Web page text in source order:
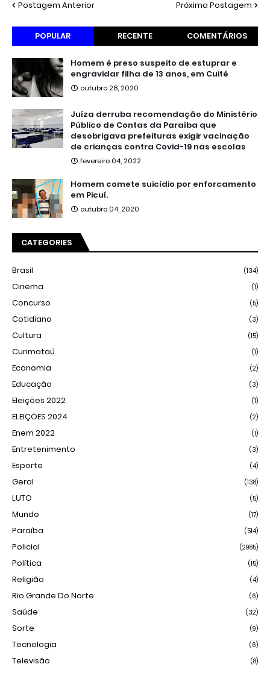
Postagem Anterior Próxima Postagem
POPULAR RECENTE COMENTÁRIOS
Homem é preso suspeito de estuprar e
engravidar filha de 13 anos, em Cuité
outubro 28, 2020
Juíza derruba recomendação do Ministério
Público de Contas da Paraíba que
desobrigava prefeituras exigir vacinação
de crianças contra Covid-19 nas escolas
fevereiro 04, 2022
Homem comete suicídio por enforcamento
em Picuí.
outubro 04, 2020
CATEGORIES
Brasil (134)
Cinema (1)
Concurso (5)
Cotidiano (3)
Cultura (15)
Curimataú (1)
Economia (2)
Educação (3)
Eleições 2022 (1)
ELEIÇÕES 2024 (2)
Enem 2022 (1)
Entretenimento (3)
Esporte (4)
Geral (138)
LUTO (5)
Mundo (17)
Paraíba (514)
Policial (2985)
Política (15)
Religião (4)
Rio Grande Do Norte (6)
Saúde (32)
Sorte (9)
Tecnologia (6)
Televisão (8)